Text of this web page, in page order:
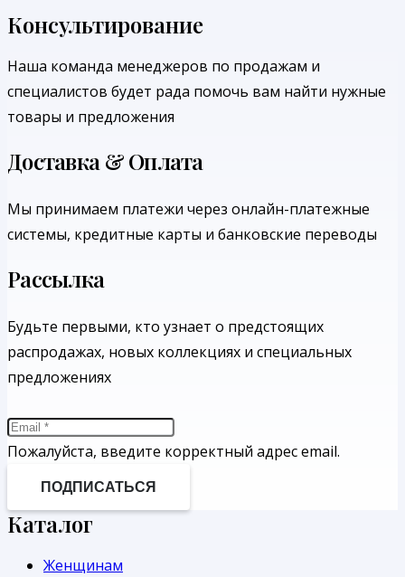
Консультирование
Наша команда менеджеров по продажам и
специалистов будет рада помочь вам найти нужные
товары и предложения
Доставка & Оплата
Мы принимаем платежи через онлайн-платежные
системы, кредитные карты и банковские переводы
Рассылка
Будьте первыми, кто узнает о предстоящих
распродажах, новых коллекциях и специальных
предложениях
Пожалуйста, введите корректный адрес email.
ПОДПИСАТЬСЯ
Каталог
Женщинам